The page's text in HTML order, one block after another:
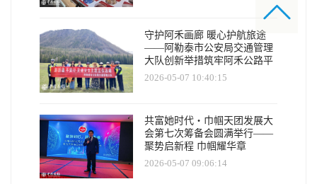
守护阿禾画廊 暖心护航旅途
——阿勒泰市公安局交通管理
大队创新举措筑牢阿禾公路平
安防线
2026-05-07 10:40:15
共富她时代・巾帼天团发展大
会第七次筹备会圆满举行——
聚势启新程 巾帼耀华章
2026-05-07 09:06:14